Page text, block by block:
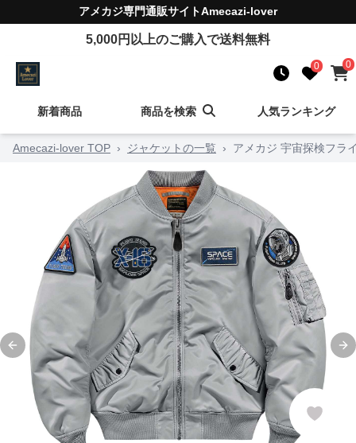
アメカジ専門通販サイトAmecazi-lover
5,000円以上のご購入で送料無料
0 0
新着商品 商品を検索 人気ランキング
Amecazi-lover TOP › ジャケットの一覧 › アメカジ 宇宙探検フラ
Previous slide